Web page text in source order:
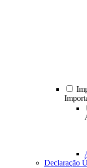
Declaração